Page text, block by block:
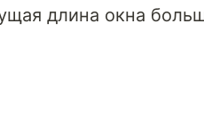
длина окна